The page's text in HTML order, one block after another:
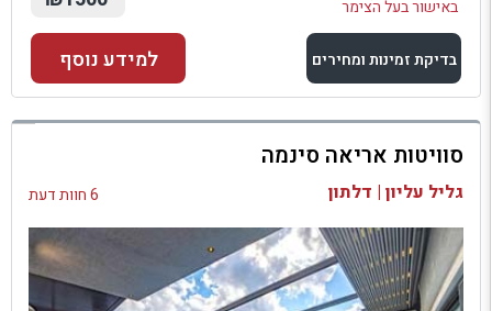
באישור בעל הצימר
בדיקת זמינות ומחירים
למתחם זה
בדיקת זמינות ומחירים
למידע נוסף
סוויטות אריאה סינמה
גליל עליון | דלתון 6 חוות דעת